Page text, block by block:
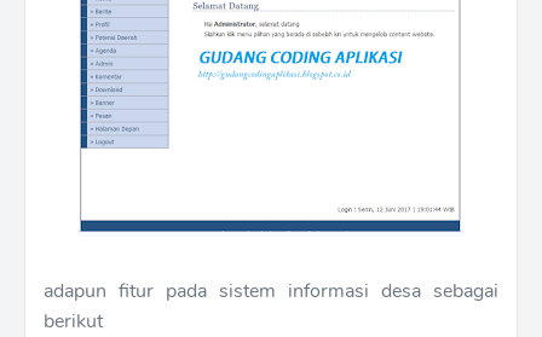
adapun fitur pada sistem informasi desa sebagai
berikut